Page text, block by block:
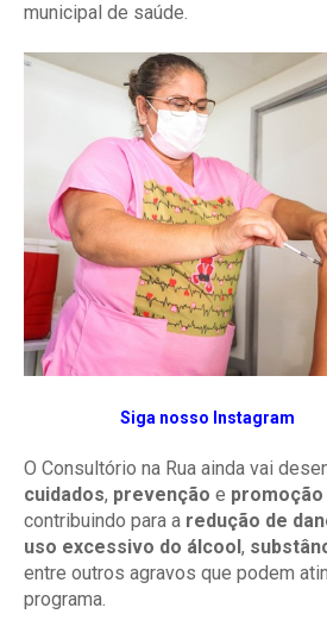
municipal de saúde.
Siga nosso Instagram
O Consultório na Rua ainda vai
cuidados, prevenção e promoção
contribuindo para a redução de
uso excessivo do álcool ,
entre outros agravos que podem
programa.